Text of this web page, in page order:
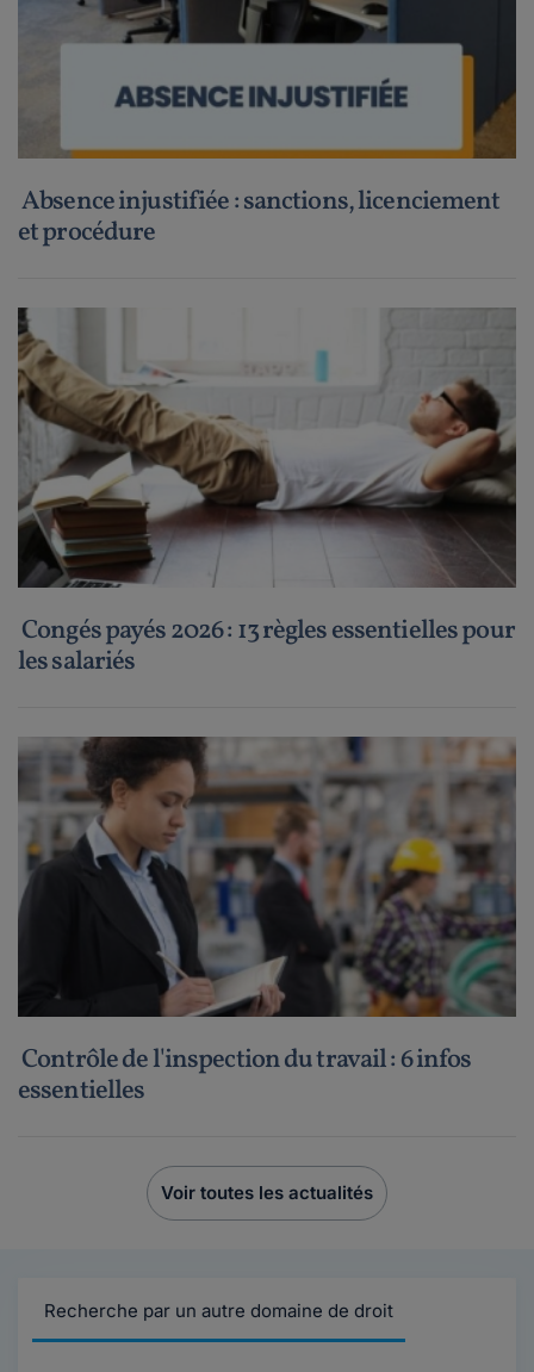
Absence injustifiée : sanctions, licenciement
et procédure
Congés payés 2026 : 13 règles essentielles pour
les salariés
Contrôle de l'inspection du travail : 6 infos
essentielles
Voir toutes les actualités
Recherche par un autre domaine de droit